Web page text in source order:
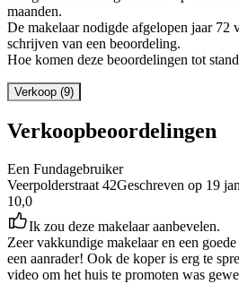
maanden.
De makelaar nodigde afgelopen jaar 72
schrijven van een beoordeling.
Hoe komen deze beoordelingen tot
Verkoop (9)
Verkoopbeoordelingen
Een Fundagebruiker
Veerpolderstraat 42Geschreven op 19
10,0
Ik zou deze makelaar aanbevelen.
Zeer vakkundige makelaar en een
een aanrader! Ook de koper is erg te
video om het huis te promoten was